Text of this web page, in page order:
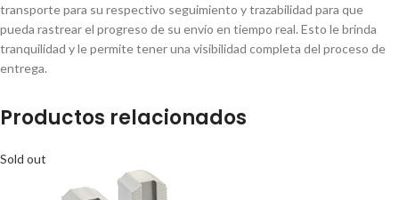
transporte para su respectivo seguimiento y trazabilidad para que
pueda rastrear el progreso de su envío en tiempo real. Esto le brinda
tranquilidad y le permite tener una visibilidad completa del proceso de
entrega.
Productos relacionados
Sold out